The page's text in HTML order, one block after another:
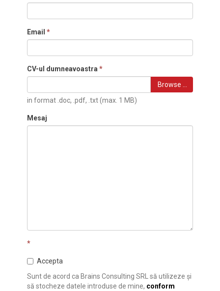
Email *
CV-ul dumneavoastra *
Browse …
in format .doc, .pdf, .txt (max. 1 MB)
Mesaj
*
Accepta
Sunt de acord ca Brains Consulting SRL să utilizeze și
să stocheze datele introduse de mine, conform